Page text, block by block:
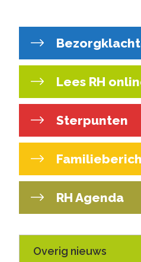
Lees RH
Sterpunten
RH Agenda
Overig nieuws